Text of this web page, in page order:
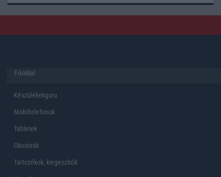
Főoldal
Készülékekguru
Mobiltelefonok
Tabletek
Okosórák
Tartozékok, kiegeszítők